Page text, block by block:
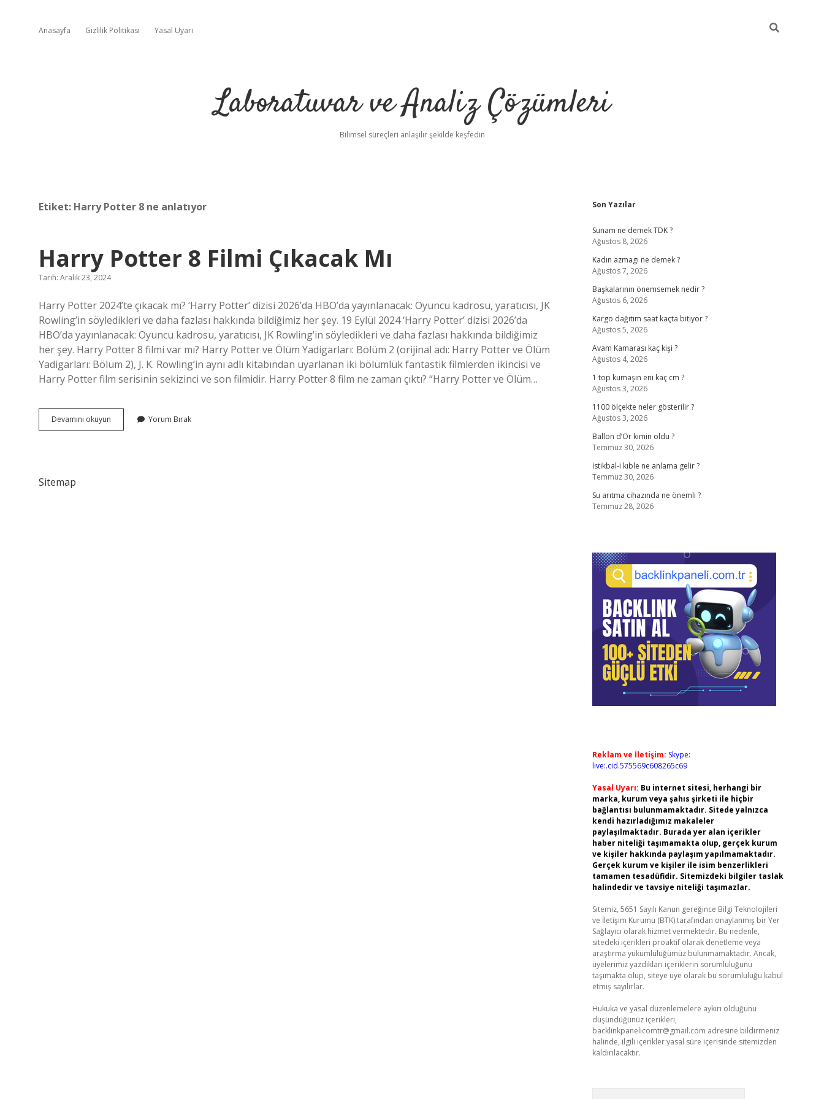
Anasayfa Gizlilik Politikası Yasal Uyarı
Laboratuvar ve Analiz Çözümleri
Bilimsel süreçleri anlaşılır şekilde keşfedin
Etiket: Harry Potter 8 ne anlatıyor
Harry Potter 8 Filmi Çıkacak Mı
Tarih: Aralık 23, 2024
Harry Potter 2024’te çıkacak mı? ‘Harry Potter’ dizisi 2026’da HBO’da yayınlanacak: Oyuncu kadrosu, yaratıcısı, JK
Rowling’in söyledikleri ve daha fazlası hakkında bildiğimiz her şey. 19 Eylül 2024 ‘Harry Potter’ dizisi 2026’da
HBO’da yayınlanacak: Oyuncu kadrosu, yaratıcısı, JK Rowling’in söyledikleri ve daha fazlası hakkında bildiğimiz
her şey. Harry Potter 8 filmi var mı? Harry Potter ve Ölüm Yadigarları: Bölüm 2 (orijinal adı: Harry Potter ve Ölüm
Yadigarları: Bölüm 2), J. K. Rowling’in aynı adlı kitabından uyarlanan iki bölümlük fantastik filmlerden ikincisi ve
Harry Potter film serisinin sekizinci ve son filmidir. Harry Potter 8 film ne zaman çıktı? “Harry Potter ve Ölüm…
Devamını okuyun
Potter
Yorum Bırak
Sitemap
Sidebar
Son Yazılar
Sunam ne demek TDK ?
Ağustos 8, 2026
Kadın azmagı ne demek ?
Ağustos 7, 2026
Başkalarının önemsemek nedir ?
Ağustos 6, 2026
Kargo dağıtım saat kaçta bitiyor ?
Ağustos 5, 2026
Avam Kamarası kaç kişi ?
Ağustos 4, 2026
1 top kumaşın eni kaç cm ?
Ağustos 3, 2026
1100 ölçekte neler gösterilir ?
Ağustos 3, 2026
Ballon d’Or kimin oldu ?
Temmuz 30, 2026
İstikbal-i kıble ne anlama gelir ?
Temmuz 30, 2026
Su arıtma cihazında ne önemli ?
Temmuz 28, 2026
Reklam ve İletişim: Skype:
live:.cid.575569c608265c69
Yasal Uyarı: Bu internet sitesi, herhangi bir
marka, kurum veya şahıs şirketi ile hiçbir
bağlantısı bulunmamaktadır. Sitede yalnızca
kendi hazırladığımız makaleler
paylaşılmaktadır. Burada yer alan içerikler
haber niteliği taşımamakta olup, gerçek kurum
ve kişiler hakkında paylaşım yapılmamaktadır.
Gerçek kurum ve kişiler ile isim benzerlikleri
tamamen tesadüfidir. Sitemizdeki bilgiler taslak
halindedir ve tavsiye niteliği taşımazlar.
Sitemiz, 5651 Sayılı Kanun gereğince Bilgi Teknolojileri
ve İletişim Kurumu (BTK) tarafından onaylanmış bir Yer
Sağlayıcı olarak hizmet vermektedir. Bu nedenle,
sitedeki içerikleri proaktif olarak denetleme veya
araştırma yükümlülüğümüz bulunmamaktadır. Ancak,
üyelerimiz yazdıkları içeriklerin sorumluluğunu
taşımakta olup, siteye üye olarak bu sorumluluğu kabul
etmiş sayılırlar.
Hukuka ve yasal düzenlemelere aykırı olduğunu
düşündüğünüz içerikleri,
backlinkpanelicomtr@gmail.com adresine bildirmeniz
halinde, ilgili içerikler yasal süre içerisinde sitemizden
kaldırılacaktır.